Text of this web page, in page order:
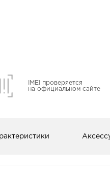
IMEI проверяется
на официальном сайте